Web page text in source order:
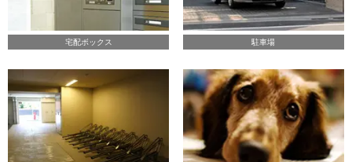
宅配ボックス 駐車場